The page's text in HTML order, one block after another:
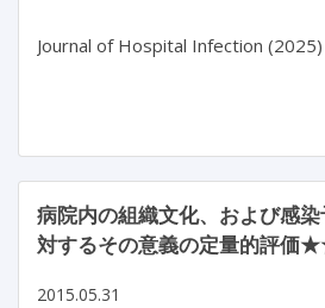
Journal of Hospital Infection
病院内の組織文化、および感
対するその意義の定量的評価
2015.05.31